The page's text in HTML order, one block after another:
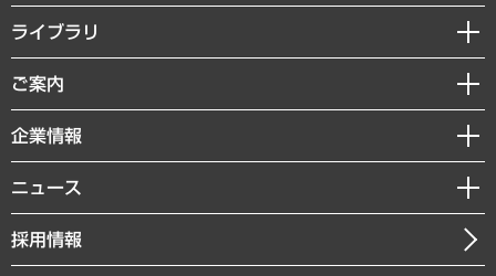
経営戦略
組織・人事戦略
デジタルイノベーション
共生・ダイバーシティ
GRC（ガバナンス・リスク・コンプライアンス）・防災（政策）
経済・産業・雇用・労働
ライブラリ
経済調査
レポート
コラム
経営用語集
受託・受注実績（官公庁関連）
ご案内
セミナー・イベント情報
MUFGビジネスセミナー
受託案件情報
企業情報
私たちの想い
社長メッセージ
会社概要
ニュース
ニュースリリース
お知らせ
採用情報